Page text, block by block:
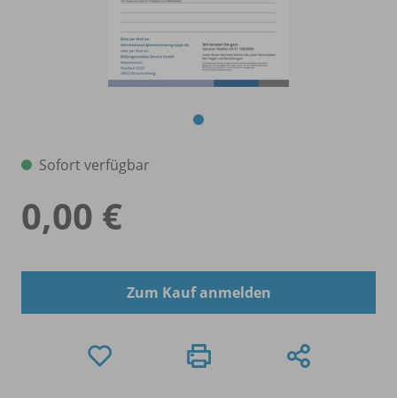
Sofort verfügbar
0,00 €
Zum Kauf anmelden